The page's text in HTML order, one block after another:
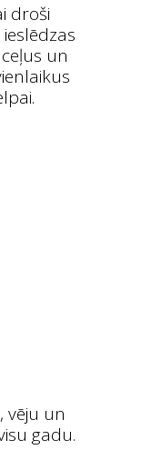
droši
un
vēju un
gadu.